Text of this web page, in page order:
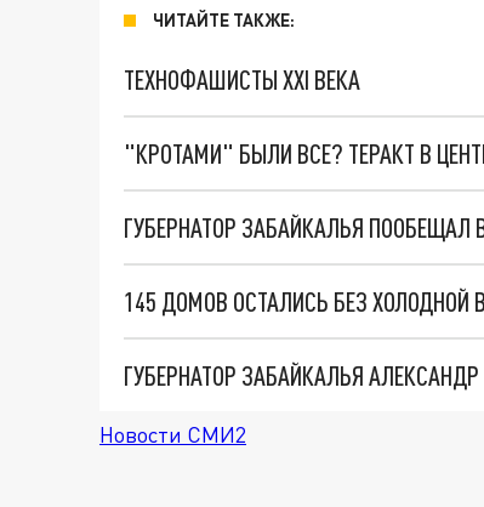
ЧИТАЙТЕ ТАКЖЕ:
ТЕХНОФАШИСТЫ XXI ВЕКА
"КРОТАМИ" БЫЛИ ВСЕ? ТЕРАКТ В
145 ДОМОВ ОСТАЛИСЬ БЕЗ ХОЛОДНОЙ
ГУБЕРНАТОР ЗАБАЙКАЛЬЯ
Новости СМИ2